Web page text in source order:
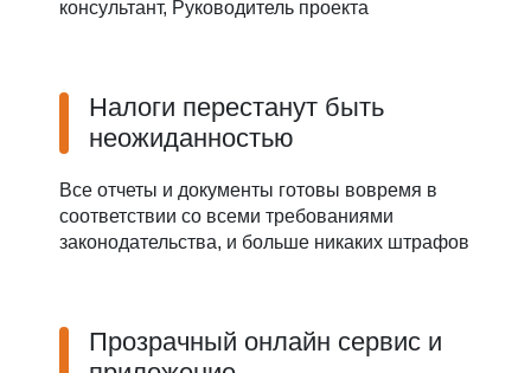
консультант, Руководитель проекта
Налоги перестанут быть
неожиданностью
Все отчеты и документы готовы вовремя в
соответствии со всеми требованиями
законодательства, и больше никаких штрафов
Прозрачный онлайн сервис и